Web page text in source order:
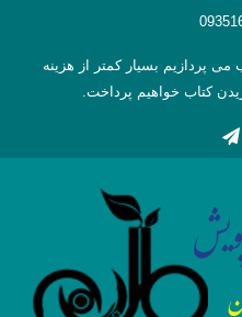
پردازیم بسیار کمتر از هزینه
کتاب خواهیم پرداخت.